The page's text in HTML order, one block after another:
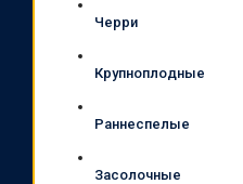
Черри
Крупноплодные
Раннеспелые
Засолочные